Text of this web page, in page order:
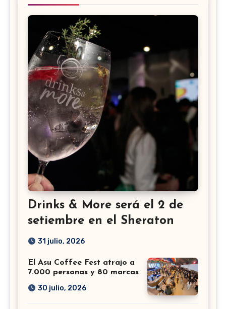
Drinks & More será el 2 de
setiembre en el Sheraton
31 julio, 2026
El Asu Coffee Fest atrajo a
7.000 personas y 80 marcas
30 julio, 2026